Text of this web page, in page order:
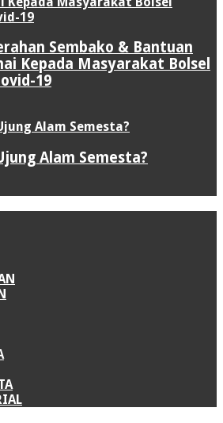
Sembako & Bantuan
Kepada Masyarakat Bolsel
19
Alam Semesta?